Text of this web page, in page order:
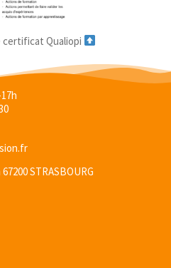
Qualiopi
STRASBOURG